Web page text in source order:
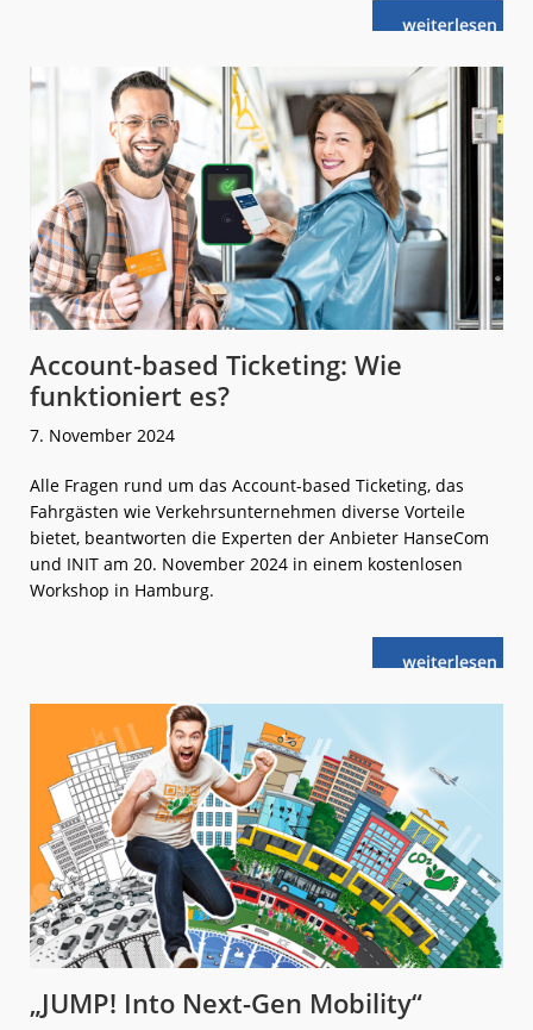
weiterlese
nHanseCom:
dieWuppertaler
Stadtwerke
Account-based Ticketing: Wie
funktioniert es?
7. November 2024
Alle Fragen rund um das Account-based Ticketing, das
Fahrgästen wie Verkehrsunternehmen diverse Vorteile
bietet, beantworten die Experten der Anbieter HanseCom
und INIT am 20. November 2024 in einem kostenlosen
Workshop in Hamburg.
weiterlese
nAccount-
Wie
funktioniert
„JUMP! Into Next-Gen Mobility“